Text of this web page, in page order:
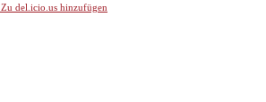
Zu del.icio.us hinzufügen